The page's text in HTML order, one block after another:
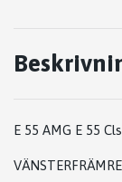
E 55 AMG E 55